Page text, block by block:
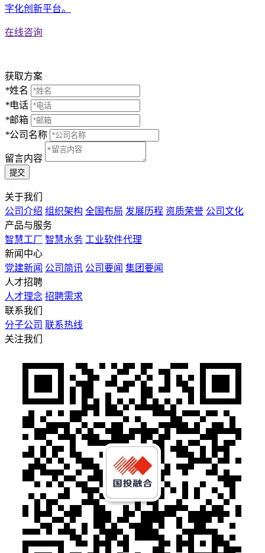
字化创新平台。
在线咨询
获取方案
*姓名
*电话
*邮箱
*公司名称
留言内容
提交
关于我们
公司介绍 组织架构 全国布局 发展历程 资质荣誉 公司文化
产品与服务
智慧工厂 智慧水务 工业软件代理
新闻中心
党建新闻 公司简讯 公司要闻 集团要闻
⼈才招聘
人才理念 招聘需求
联系我们
分子公司 联系热线
关注我们